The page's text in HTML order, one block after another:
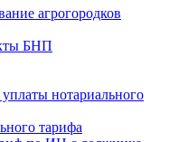
агрогородков
БНП
нотариального
тарифа